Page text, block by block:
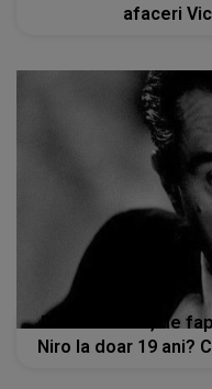
afaceri
De ce a murit, de
Niro la doar 19 ani?